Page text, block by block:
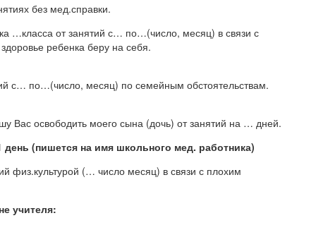
без мед.справки.
…класса от занятий с… по…(число, месяц) в связи с
ребенка беру на себя.
с… по…(число, месяц) по семейным обстоятельствам.
Вас освободить моего сына (дочь) от занятий на … дней.
(пишется на имя школьного мед. работника)
физ.культурой (… число месяц) в связи с плохим
учителя: